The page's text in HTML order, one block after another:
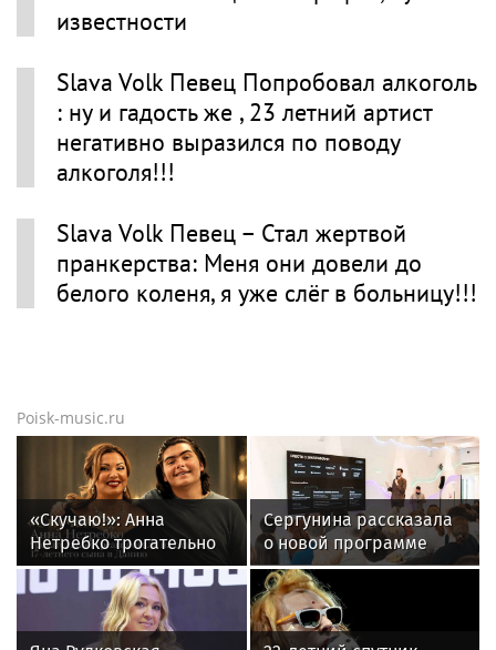
известности
Slava Volk Певец Попробовал алкоголь
: ну и гадость же , 23 летний артист
негативно выразился по поводу
алкоголя!!!
Slava Volk Певец – Стал жертвой
пранкерства: Меня они довели до
белого коленя, я уже слёг в больницу!!!
Poisk-music.ru
«Скучаю!»: Анна
Нетребко трогательно
отреагировала на
отъезд 17-летнего сына
Сергунина рассказала
о новой программе
Москвы для российских
инноваторов